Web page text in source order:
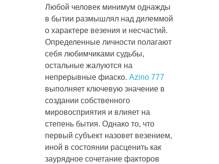
Любой человек минимум однажды
в бытии размышлял над дилеммой
о характере везения и несчастий.
Определенные личности полагают
себя любимчиками судьбы,
остальные жалуются на
непрерывные фиаско. Azino 777
выполняет ключевую значение в
создании собственного
мировосприятия и влияет на
степень бытия. Однако то, что
первый субъект назовет везением,
иной в состоянии расценить как
заурядное сочетание факторов